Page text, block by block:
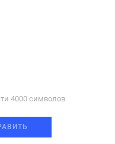
4000 cимволов